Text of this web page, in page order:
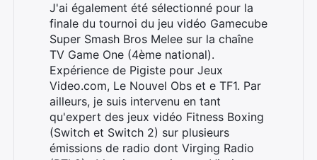
J'ai également été sélectionné pour la
finale du tournoi du jeu vidéo Gamecube
Super Smash Bros Melee sur la chaîne
TV Game One (4ème national).
Expérience de Pigiste pour Jeux
Video.com, Le Nouvel Obs et e TF1. Par
ailleurs, je suis intervenu en tant
qu'expert des jeux vidéo Fitness Boxing
(Switch et Switch 2) sur plusieurs
émissions de radio dont Virging Radio